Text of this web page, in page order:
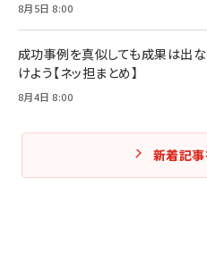
8月5日 8:00
成功事例を真似しても成果は出な
けよう【ネッ担まとめ】
8月4日 8:00
新着記事